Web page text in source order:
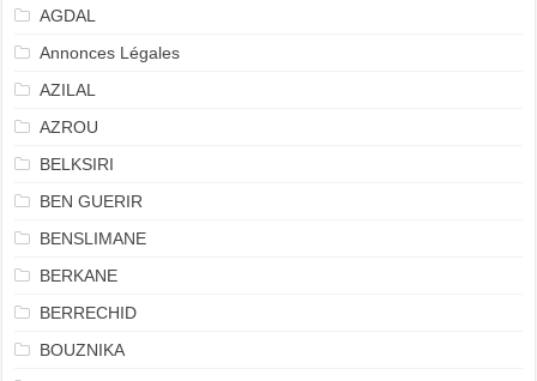
AGDAL
Annonces Légales
AZILAL
AZROU
BELKSIRI
BEN GUERIR
BENSLIMANE
BERKANE
BERRECHID
BOUZNIKA